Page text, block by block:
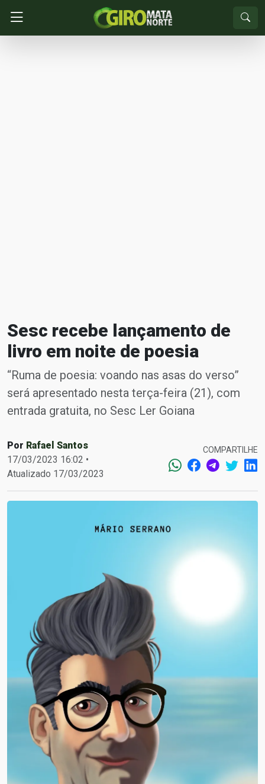
Sesc recebe lançamento de
livro em noite de poesia
“Ruma de poesia: voando nas asas do verso”
será apresentado nesta terça-feira (21), com
entrada gratuita, no Sesc Ler Goiana
Por Rafael Santos
17/03/2023 16:02 •
Atualizado 17/03/2023
COMPARTILHE